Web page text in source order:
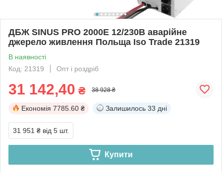
ДБЖ SINUS PRO 2000E 12/230В аварійне
джерело живлення Польща Iso Trade 21319
В наявності
Код: 21319
Опт і роздріб
31 142,40 ₴ 38 928 ₴
Економія 7785.60 ₴ Залишилось 33 дні
31 951 ₴ від 5 шт.
Купити